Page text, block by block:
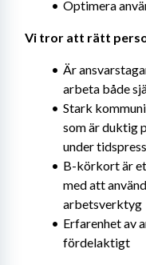
Optimera
Vi tror att rätt
Är
arbeta både
Stark
som är duktig
under tidspress
B-körkort är
med att
arbetsverktyg
Erfarenhet av
fördelaktigt